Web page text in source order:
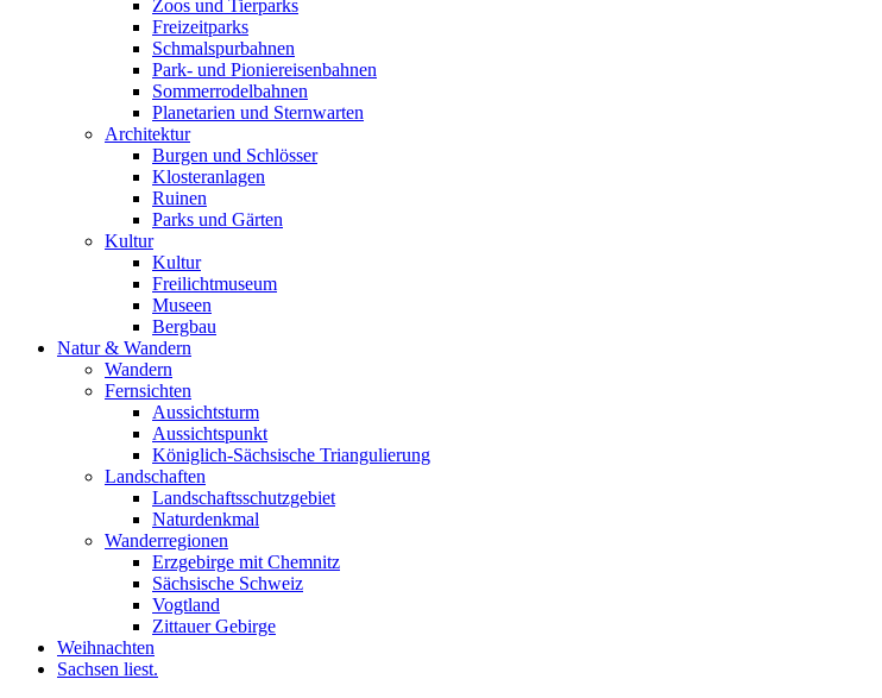
Zoos und Tierparks
Freizeitparks
Schmalspurbahnen
Park- und Pioniereisenbahnen
Sommerrodelbahnen
Planetarien und Sternwarten
Architektur
Burgen und Schlösser
Klosteranlagen
Ruinen
Parks und Gärten
Kultur
Kultur
Freilichtmuseum
Museen
Bergbau
Natur & Wandern
Wandern
Fernsichten
Aussichtsturm
Aussichtspunkt
Königlich-Sächsische Triangulierung
Landschaften
Landschaftsschutzgebiet
Naturdenkmal
Wanderregionen
Erzgebirge mit Chemnitz
Sächsische Schweiz
Vogtland
Zittauer Gebirge
Weihnachten
Sachsen liest.